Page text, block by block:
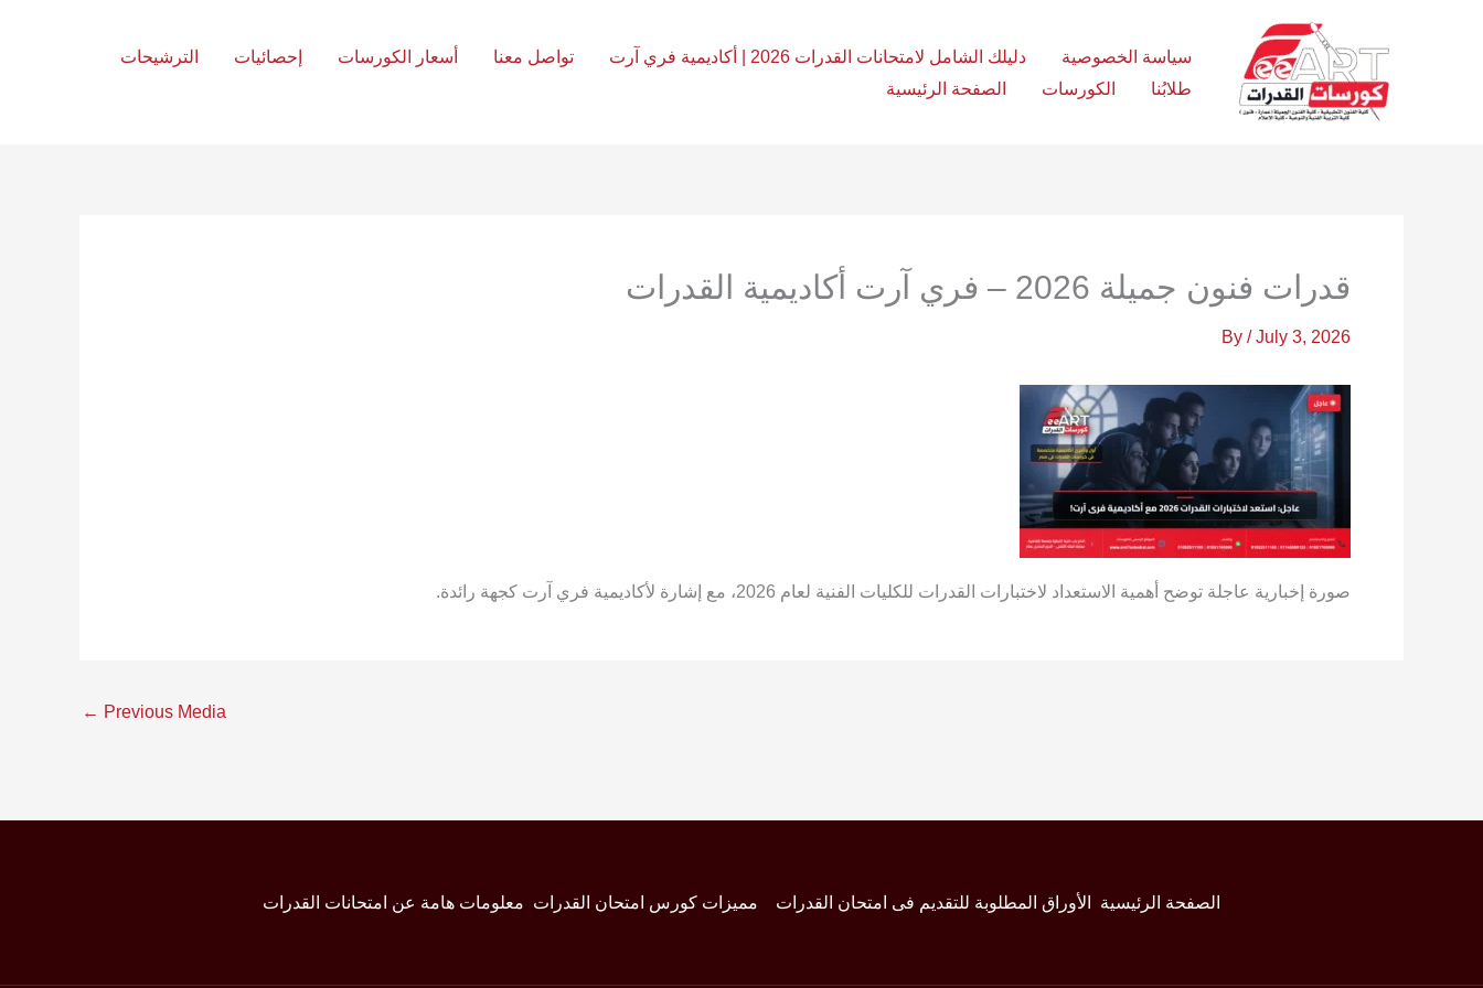
سياسة الخصوصية دليلك الشامل لامتحانات القدرات 2026 | أكاديمية فري آرت تواصل معنا أسعار الكورسات إحصائيات
الترشيحات
طلابُنا
الكورسات الصفحة الرئيسية
قدرات فنون جميلة 2026 – فري آرت أكاديمية القدرات
By /July 3, 2026
صورة إخبارية عاجلة توضح أهمية الاستعداد لاختبارات القدرات للكليات الفنية لعام 2026، مع إشارة لأكاديمية فري آرت كجهة رائدة.
← Previous Media
الصفحة الرئيسية الأوراق المطلوبة للتقديم فى امتحان القدرات مميزات كورس امتحان القدرات معلومات هامة عن امتحانات القدرات